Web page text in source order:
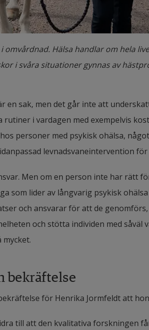
Hälsa handlar om hela
i svåra situationer gynnas av
en sak, men det går inte att
i vardagen med exempelvis
personer med psykisk ohälsa,
levnadsvaneintervention
Men om en person inte har rätt
som lider av långvarig psykisk
och ansvarar för att de genomförs,
och stötta individen med såväl
bekräftelse
för Henrika Jormfeldt att
till att den kvalitativa forskningen